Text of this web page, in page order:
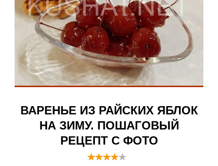
ВАРЕНЬЕ ИЗ РАЙСКИХ ЯБЛОК
НА ЗИМУ. ПОШАГОВЫЙ
РЕЦЕПТ С ФОТО